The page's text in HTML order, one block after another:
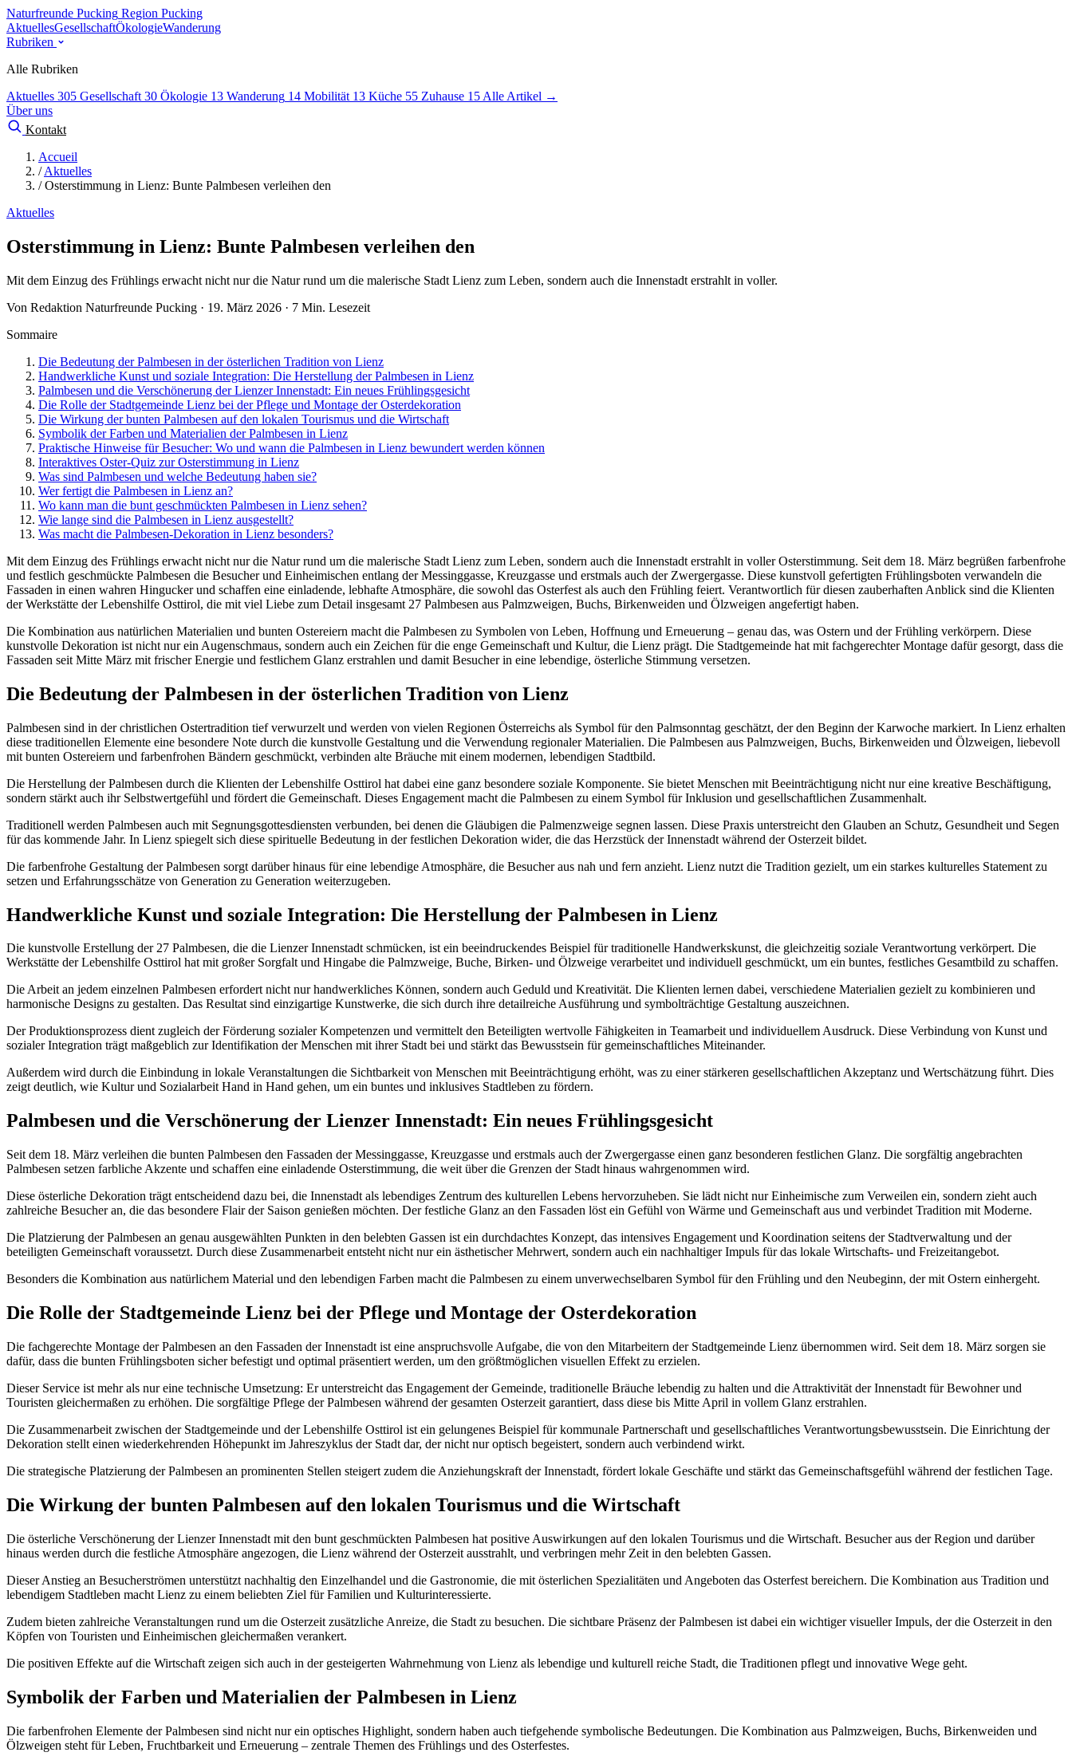
Naturfreunde Pucking Region Pucking
AktuellesGesellschaftÖkologieWanderung
Rubriken
Alle Rubriken
Aktuelles 305 Gesellschaft 30 Ökologie 13 Wanderung 14 Mobilität 13 Küche 55 Zuhause 15 Alle Artikel →
Über uns
Kontakt
Accueil
/ Aktuelles
/ Osterstimmung in Lienz: Bunte Palmbesen verleihen den
Aktuelles
Osterstimmung in Lienz: Bunte Palmbesen verleihen den
Mit dem Einzug des Frühlings erwacht nicht nur die Natur rund um die malerische Stadt Lienz zum Leben, sondern auch die Innenstadt erstrahlt in voller.
Von Redaktion Naturfreunde Pucking · 19. März 2026 · 7 Min. Lesezeit
Sommaire
Die Bedeutung der Palmbesen in der österlichen Tradition von Lienz
Handwerkliche Kunst und soziale Integration: Die Herstellung der Palmbesen in Lienz
Palmbesen und die Verschönerung der Lienzer Innenstadt: Ein neues Frühlingsgesicht
Die Rolle der Stadtgemeinde Lienz bei der Pflege und Montage der Osterdekoration
Die Wirkung der bunten Palmbesen auf den lokalen Tourismus und die Wirtschaft
Symbolik der Farben und Materialien der Palmbesen in Lienz
Praktische Hinweise für Besucher: Wo und wann die Palmbesen in Lienz bewundert werden können
Interaktives Oster-Quiz zur Osterstimmung in Lienz
Was sind Palmbesen und welche Bedeutung haben sie?
Wer fertigt die Palmbesen in Lienz an?
Wo kann man die bunt geschmückten Palmbesen in Lienz sehen?
Wie lange sind die Palmbesen in Lienz ausgestellt?
Was macht die Palmbesen-Dekoration in Lienz besonders?
Mit dem Einzug des Frühlings erwacht nicht nur die Natur rund um die malerische Stadt Lienz zum Leben, sondern auch die Innenstadt erstrahlt in voller Osterstimmung. Seit dem 18. März begrüßen farbenfrohe
und festlich geschmückte Palmbesen die Besucher und Einheimischen entlang der Messinggasse, Kreuzgasse und erstmals auch der Zwergergasse. Diese kunstvoll gefertigten Frühlingsboten verwandeln die
Fassaden in einen wahren Hingucker und schaffen eine einladende, lebhafte Atmosphäre, die sowohl das Osterfest als auch den Frühling feiert. Verantwortlich für diesen zauberhaften Anblick sind die Klienten
der Werkstätte der Lebenshilfe Osttirol, die mit viel Liebe zum Detail insgesamt 27 Palmbesen aus Palmzweigen, Buchs, Birkenweiden und Ölzweigen angefertigt haben.
Die Kombination aus natürlichen Materialien und bunten Ostereiern macht die Palmbesen zu Symbolen von Leben, Hoffnung und Erneuerung – genau das, was Ostern und der Frühling verkörpern. Diese
kunstvolle Dekoration ist nicht nur ein Augenschmaus, sondern auch ein Zeichen für die enge Gemeinschaft und Kultur, die Lienz prägt. Die Stadtgemeinde hat mit fachgerechter Montage dafür gesorgt, dass die
Fassaden seit Mitte März mit frischer Energie und festlichem Glanz erstrahlen und damit Besucher in eine lebendige, österliche Stimmung versetzen.
Die Bedeutung der Palmbesen in der österlichen Tradition von Lienz
Palmbesen sind in der christlichen Ostertradition tief verwurzelt und werden von vielen Regionen Österreichs als Symbol für den Palmsonntag geschätzt, der den Beginn der Karwoche markiert. In Lienz erhalten
diese traditionellen Elemente eine besondere Note durch die kunstvolle Gestaltung und die Verwendung regionaler Materialien. Die Palmbesen aus Palmzweigen, Buchs, Birkenweiden und Ölzweigen, liebevoll
mit bunten Ostereiern und farbenfrohen Bändern geschmückt, verbinden alte Bräuche mit einem modernen, lebendigen Stadtbild.
Die Herstellung der Palmbesen durch die Klienten der Lebenshilfe Osttirol hat dabei eine ganz besondere soziale Komponente. Sie bietet Menschen mit Beeinträchtigung nicht nur eine kreative Beschäftigung,
sondern stärkt auch ihr Selbstwertgefühl und fördert die Gemeinschaft. Dieses Engagement macht die Palmbesen zu einem Symbol für Inklusion und gesellschaftlichen Zusammenhalt.
Traditionell werden Palmbesen auch mit Segnungsgottesdiensten verbunden, bei denen die Gläubigen die Palmenzweige segnen lassen. Diese Praxis unterstreicht den Glauben an Schutz, Gesundheit und Segen
für das kommende Jahr. In Lienz spiegelt sich diese spirituelle Bedeutung in der festlichen Dekoration wider, die das Herzstück der Innenstadt während der Osterzeit bildet.
Die farbenfrohe Gestaltung der Palmbesen sorgt darüber hinaus für eine lebendige Atmosphäre, die Besucher aus nah und fern anzieht. Lienz nutzt die Tradition gezielt, um ein starkes kulturelles Statement zu
setzen und Erfahrungsschätze von Generation zu Generation weiterzugeben.
Handwerkliche Kunst und soziale Integration: Die Herstellung der Palmbesen in Lienz
Die kunstvolle Erstellung der 27 Palmbesen, die die Lienzer Innenstadt schmücken, ist ein beeindruckendes Beispiel für traditionelle Handwerkskunst, die gleichzeitig soziale Verantwortung verkörpert. Die
Werkstätte der Lebenshilfe Osttirol hat mit großer Sorgfalt und Hingabe die Palmzweige, Buche, Birken- und Ölzweige verarbeitet und individuell geschmückt, um ein buntes, festliches Gesamtbild zu schaffen.
Die Arbeit an jedem einzelnen Palmbesen erfordert nicht nur handwerkliches Können, sondern auch Geduld und Kreativität. Die Klienten lernen dabei, verschiedene Materialien gezielt zu kombinieren und
harmonische Designs zu gestalten. Das Resultat sind einzigartige Kunstwerke, die sich durch ihre detailreiche Ausführung und symbolträchtige Gestaltung auszeichnen.
Der Produktionsprozess dient zugleich der Förderung sozialer Kompetenzen und vermittelt den Beteiligten wertvolle Fähigkeiten in Teamarbeit und individuellem Ausdruck. Diese Verbindung von Kunst und
sozialer Integration trägt maßgeblich zur Identifikation der Menschen mit ihrer Stadt bei und stärkt das Bewusstsein für gemeinschaftliches Miteinander.
Außerdem wird durch die Einbindung in lokale Veranstaltungen die Sichtbarkeit von Menschen mit Beeinträchtigung erhöht, was zu einer stärkeren gesellschaftlichen Akzeptanz und Wertschätzung führt. Dies
zeigt deutlich, wie Kultur und Sozialarbeit Hand in Hand gehen, um ein buntes und inklusives Stadtleben zu fördern.
Palmbesen und die Verschönerung der Lienzer Innenstadt: Ein neues Frühlingsgesicht
Seit dem 18. März verleihen die bunten Palmbesen den Fassaden der Messinggasse, Kreuzgasse und erstmals auch der Zwergergasse einen ganz besonderen festlichen Glanz. Die sorgfältig angebrachten
Palmbesen setzen farbliche Akzente und schaffen eine einladende Osterstimmung, die weit über die Grenzen der Stadt hinaus wahrgenommen wird.
Diese österliche Dekoration trägt entscheidend dazu bei, die Innenstadt als lebendiges Zentrum des kulturellen Lebens hervorzuheben. Sie lädt nicht nur Einheimische zum Verweilen ein, sondern zieht auch
zahlreiche Besucher an, die das besondere Flair der Saison genießen möchten. Der festliche Glanz an den Fassaden löst ein Gefühl von Wärme und Gemeinschaft aus und verbindet Tradition mit Moderne.
Die Platzierung der Palmbesen an genau ausgewählten Punkten in den belebten Gassen ist ein durchdachtes Konzept, das intensives Engagement und Koordination seitens der Stadtverwaltung und der
beteiligten Gemeinschaft voraussetzt. Durch diese Zusammenarbeit entsteht nicht nur ein ästhetischer Mehrwert, sondern auch ein nachhaltiger Impuls für das lokale Wirtschafts- und Freizeitangebot.
Besonders die Kombination aus natürlichem Material und den lebendigen Farben macht die Palmbesen zu einem unverwechselbaren Symbol für den Frühling und den Neubeginn, der mit Ostern einhergeht.
Die Rolle der Stadtgemeinde Lienz bei der Pflege und Montage der Osterdekoration
Die fachgerechte Montage der Palmbesen an den Fassaden der Innenstadt ist eine anspruchsvolle Aufgabe, die von den Mitarbeitern der Stadtgemeinde Lienz übernommen wird. Seit dem 18. März sorgen sie
dafür, dass die bunten Frühlingsboten sicher befestigt und optimal präsentiert werden, um den größtmöglichen visuellen Effekt zu erzielen.
Dieser Service ist mehr als nur eine technische Umsetzung: Er unterstreicht das Engagement der Gemeinde, traditionelle Bräuche lebendig zu halten und die Attraktivität der Innenstadt für Bewohner und
Touristen gleichermaßen zu erhöhen. Die sorgfältige Pflege der Palmbesen während der gesamten Osterzeit garantiert, dass diese bis Mitte April in vollem Glanz erstrahlen.
Die Zusammenarbeit zwischen der Stadtgemeinde und der Lebenshilfe Osttirol ist ein gelungenes Beispiel für kommunale Partnerschaft und gesellschaftliches Verantwortungsbewusstsein. Die Einrichtung der
Dekoration stellt einen wiederkehrenden Höhepunkt im Jahreszyklus der Stadt dar, der nicht nur optisch begeistert, sondern auch verbindend wirkt.
Die strategische Platzierung der Palmbesen an prominenten Stellen steigert zudem die Anziehungskraft der Innenstadt, fördert lokale Geschäfte und stärkt das Gemeinschaftsgefühl während der festlichen Tage.
Die Wirkung der bunten Palmbesen auf den lokalen Tourismus und die Wirtschaft
Die österliche Verschönerung der Lienzer Innenstadt mit den bunt geschmückten Palmbesen hat positive Auswirkungen auf den lokalen Tourismus und die Wirtschaft. Besucher aus der Region und darüber
hinaus werden durch die festliche Atmosphäre angezogen, die Lienz während der Osterzeit ausstrahlt, und verbringen mehr Zeit in den belebten Gassen.
Dieser Anstieg an Besucherströmen unterstützt nachhaltig den Einzelhandel und die Gastronomie, die mit österlichen Spezialitäten und Angeboten das Osterfest bereichern. Die Kombination aus Tradition und
lebendigem Stadtleben macht Lienz zu einem beliebten Ziel für Familien und Kulturinteressierte.
Zudem bieten zahlreiche Veranstaltungen rund um die Osterzeit zusätzliche Anreize, die Stadt zu besuchen. Die sichtbare Präsenz der Palmbesen ist dabei ein wichtiger visueller Impuls, der die Osterzeit in den
Köpfen von Touristen und Einheimischen gleichermaßen verankert.
Die positiven Effekte auf die Wirtschaft zeigen sich auch in der gesteigerten Wahrnehmung von Lienz als lebendige und kulturell reiche Stadt, die Traditionen pflegt und innovative Wege geht.
Symbolik der Farben und Materialien der Palmbesen in Lienz
Die farbenfrohen Elemente der Palmbesen sind nicht nur ein optisches Highlight, sondern haben auch tiefgehende symbolische Bedeutungen. Die Kombination aus Palmzweigen, Buchs, Birkenweiden und
Ölzweigen steht für Leben, Fruchtbarkeit und Erneuerung – zentrale Themen des Frühlings und des Osterfestes.